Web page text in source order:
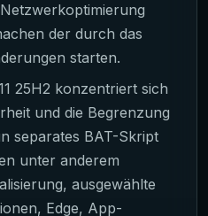
der durch das
starten.
25H2 konzentriert sich
und die Begrenzung
separates BAT-Skript
unter anderem
ausgewählte
Edge, App-